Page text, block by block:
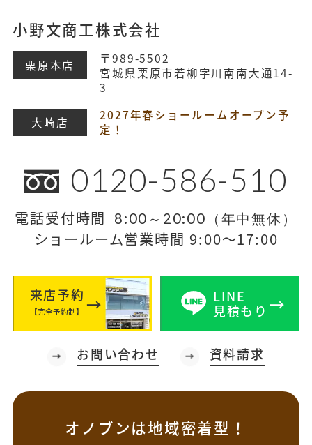
小野文商工株式会社
栗原本店
〒989-5502
宮城県栗原市若柳字川南南大通14-
3
大崎店
2027年春ショールームオープン予
定！
0120-586-510
電話受付時間 8:00～20:00（年中無休）
ショールーム営業時間 9:00～17:00
来店予約
【完全予約制】
LINE
見積もり
お問い合わせ 資料請求
オノブンは地域密着型！